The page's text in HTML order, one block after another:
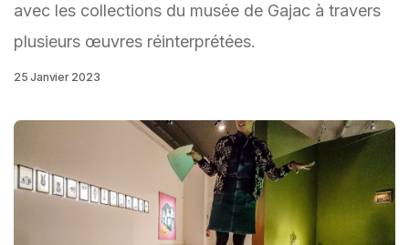
avec les collections du musée de Gajac à travers
plusieurs œuvres réinterprétées.
25 Janvier 2023